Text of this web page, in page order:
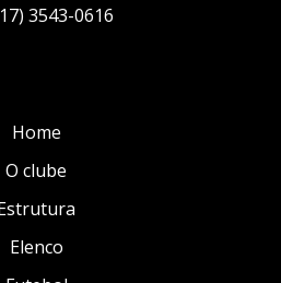
3543-0616
Home
O clube
Elenco